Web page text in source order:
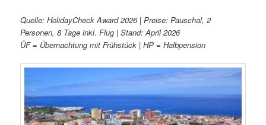
Quelle: HolidayCheck Award 2026 | Preise: Pauschal, 2
Personen, 8 Tage inkl. Flug | Stand: April 2026
ÜF = Übernachtung mit Frühstück | HP = Halbpension